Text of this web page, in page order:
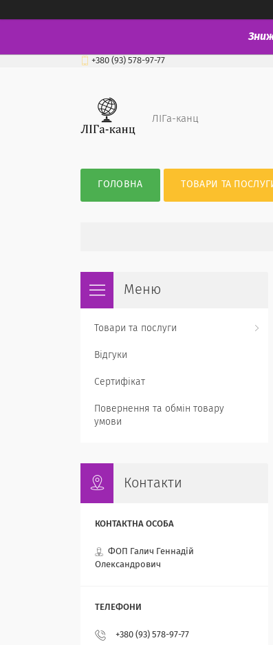
+380 (93) 578-97-77
ЛІГа-канц
ГОЛОВНА ТОВАРИ ТА
Товари та послуги
Відгуки
Сертифікат
Повернення та обмін товару
умови
Контакти
ФОП Галич Геннадій
Олександрович
+380 (93) 578-97-77